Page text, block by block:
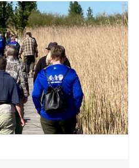
øje med – og hvad du